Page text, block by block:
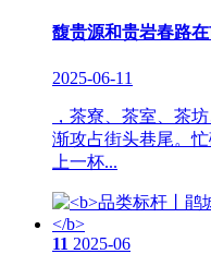
馥贵源和贵岩春路
2025-06-11
，茶寮、茶室、茶
渐攻占街头巷尾。
上一杯...
11 2025-06